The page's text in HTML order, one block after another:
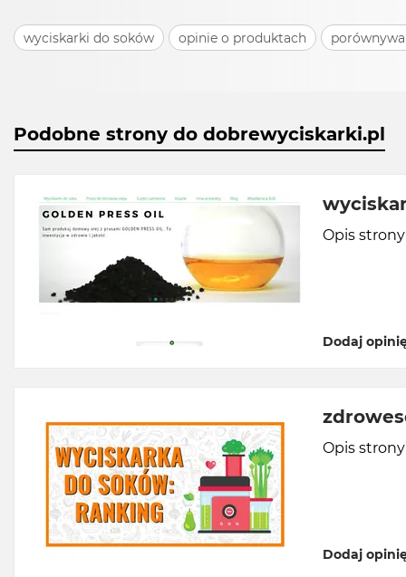
wyciskarki do soków opinie o produktach
Podobne strony do dobrewyciskarki.pl
Opis
Dodaj
Opis
Dodaj